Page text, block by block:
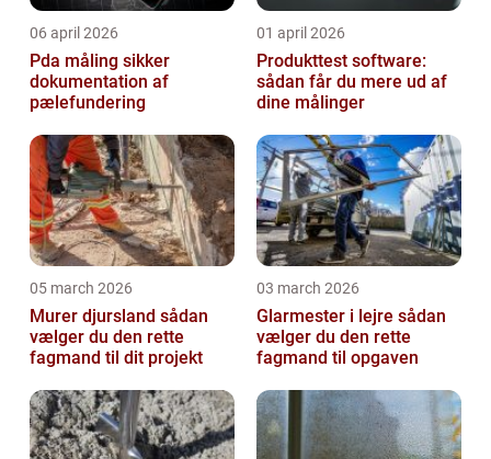
06 april 2026
Pda måling sikker
dokumentation af
pælefundering
01 april 2026
Produkttest software:
sådan får du mere ud af
dine målinger
05 march 2026
Murer djursland sådan
vælger du den rette
fagmand til dit projekt
03 march 2026
Glarmester i lejre sådan
vælger du den rette
fagmand til opgaven